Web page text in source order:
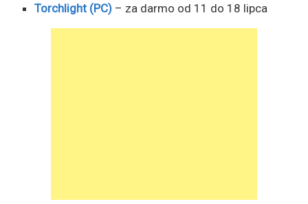
Torchlight (PC) – za darmo od 11 do 18 lipca